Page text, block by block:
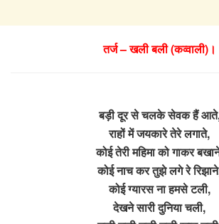
तर्ज – खली बली (कव्वाली)।
बड़ी दूर से चलके सेवक हैं
राहों में जयकारे तेरे लगाते,
कोई तेरी महिमा को गाकर
कोई नाच कर तुझे लगे रे
कोई ग्यारस ना हमसे टली,
देखने सारी दुनिया चली,